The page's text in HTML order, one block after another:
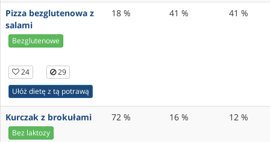
Pizza bezglutenowa z
salami
Bezglutenowe
24
29
Ułóż dietę z tą potrawą
18 % 41 % 41 %
Kurczak z brokułami
Bez laktozy
72 % 16 % 12 %